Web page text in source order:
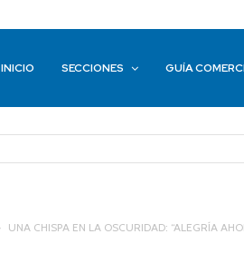
INICIO SECCIONES GUÍA
UNA CHISPA EN LA OSCURIDAD: “ALEGRÍA